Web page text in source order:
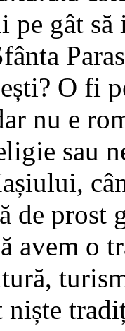
pe gât
O fi
nu e
sau
de prost
avem o
niște